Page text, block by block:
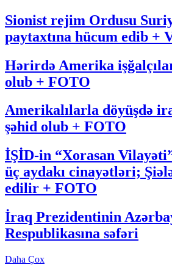
Sionist rejim Ordusu
paytaxtına hücum edib +
Hərirdə Amerika
olub + FOTO
Amerikalılarla döyüşdə
şəhid olub + FOTO
İŞİD-in “Xorasan
üç aydakı cinayətləri;
edilir + FOTO
İraq Prezidentinin
Respublikasına səfəri
Daha Çox